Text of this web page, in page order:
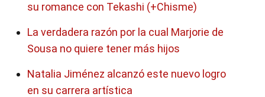
su romance con Tekashi (+Chisme)
La verdadera razón por la cual Marjorie de
Sousa no quiere tener más hijos
Natalia Jiménez alcanzó este nuevo logro
en su carrera artística